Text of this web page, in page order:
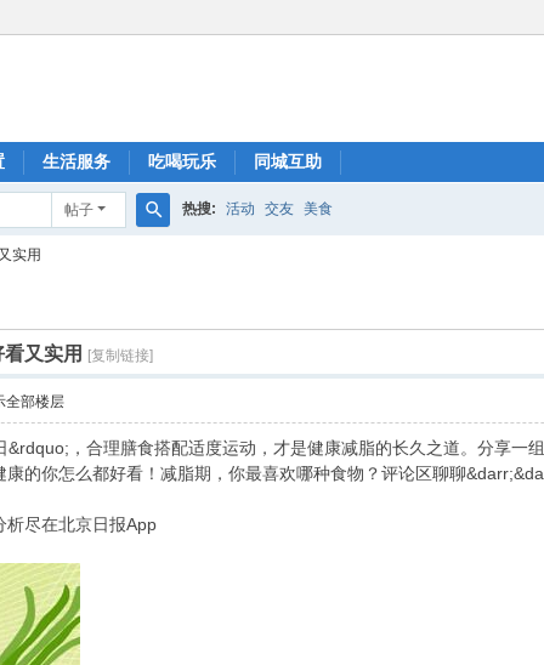
生活服务 吃喝玩乐 同城互助
帖子 热搜: 活动 交友 美食
实用
又实用 [复制链接]
全部楼层
，合理膳食搭配适度运动，才是健康减脂的长久之道。分享一
的你怎么都好看！减脂期，你最喜欢哪种食物？评论区聊聊
析尽在北京日报App